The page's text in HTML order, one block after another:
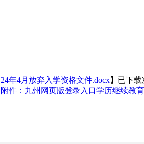
24年4月放弃入学资格文件.docx】已下载
附件：九州网页版登录入口学历继续教